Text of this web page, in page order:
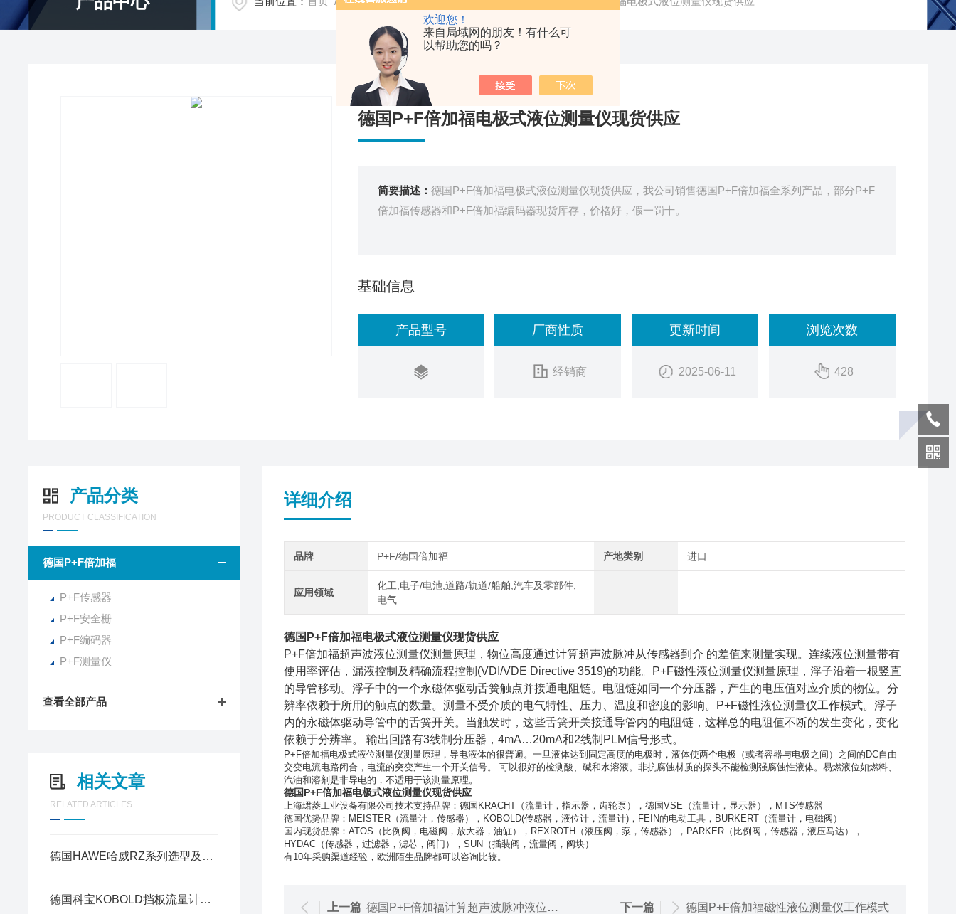
欢迎您！
来自局域网的朋友！有什么可
以帮助您的吗？
德国P+F倍加福电极式液位测量仪现货供应
简要描述： 德国P+F倍加福电极式液位测量仪现货供应，我公司销售德国P+F倍加福全系列产品，部分P+F
倍加福传感器和P+F倍加福编码器现货库存，价格好，假一罚十。
基础信息
产品型号 厂商性质
经销商
更新时间
2025-06-11
浏览次数
428
产品分类
PRODUCT CLASSIFICATION
德国P+F倍加福
P+F传感器
P+F安全栅
P+F编码器
P+F测量仪
查看全部产品
相关文章
RELATED ARTICLES
德国HAWE哈威RZ系列选型及安装维护要点
德国科宝KOBOLD挡板流量计比转子流量计有哪些优势
详细介绍
品牌 P+F/德国倍加福 产地类别 进口
应用领域
化工,电子/电池,道路/轨道/船舶,汽车及零部件,
电气
德国P+F倍加福电极式液位测量仪现货供应
P+F倍加福超声波液位测量仪测量原理，物位高度通过计算超声波脉冲从传感器到介 的差值来测量实现。连续液位测量带有
使用率评估，漏液控制及精确流程控制(VDI/VDE Directive 3519)的功能。P+F磁性液位测量仪测量原理，浮子沿着一根竖直
的导管移动。浮子中的一个永磁体驱动舌簧触点并接通电阻链。电阻链如同一个分压器，产生的电压值对应介质的物位。分
辨率依赖于所用的触点的数量。测量不受介质的电气特性、压力、温度和密度的影响。P+F磁性液位测量仪工作模式。浮子
内的永磁体驱动导管中的舌簧开关。当触发时，这些舌簧开关接通导管内的电阻链，这样总的电阻值不断的发生变化，变化
依赖于分辨率。 输出回路有3线制分压器，4mA…20mA和2线制PLM信号形式。
P+F倍加福电极式液位测量仪测量原理，导电液体的很普遍。一旦液体达到固定高度的电极时，液体使两个电极（或者容器与电极之间）之间的DC自由
交变电流电路闭合，电流的突变产生一个开关信号。 可以很好的检测酸、碱和水溶液。非抗腐蚀材质的探头不能检测强腐蚀性液体。易燃液位如燃料、
汽油和溶剂是非导电的，不适用于该测量原理。
德国P+F倍加福电极式液位测量仪现货供应
上海珺菱工业设备有限公司技术支持品牌：德国KRACHT（流量计，指示器，齿轮泵），德国VSE（流量计，显示器），MTS传感器
德国优势品牌：MEISTER（流量计，传感器），KOBOLD(传感器，液位计，流量计)，FEIN的电动工具，BURKERT（流量计，电磁阀）
国内现货品牌：ATOS（比例阀，电磁阀，放大器，油缸），REXROTH（液压阀，泵，传感器），PARKER（比例阀，传感器，液压马达），
HYDAC（传感器，过滤器，滤芯，阀门），SUN（插装阀，流量阀，阀块）
有10年采购渠道经验，欧洲陌生品牌都可以咨询比较。
上一篇 德国P+F倍加福计算超声波脉冲液位测量仪 下一篇 德国P+F倍加福磁性液位测量仪工作模式